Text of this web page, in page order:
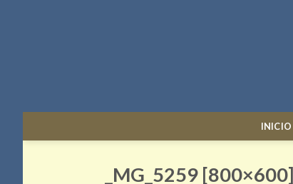
INICIO
_MG_5259 [800×600]